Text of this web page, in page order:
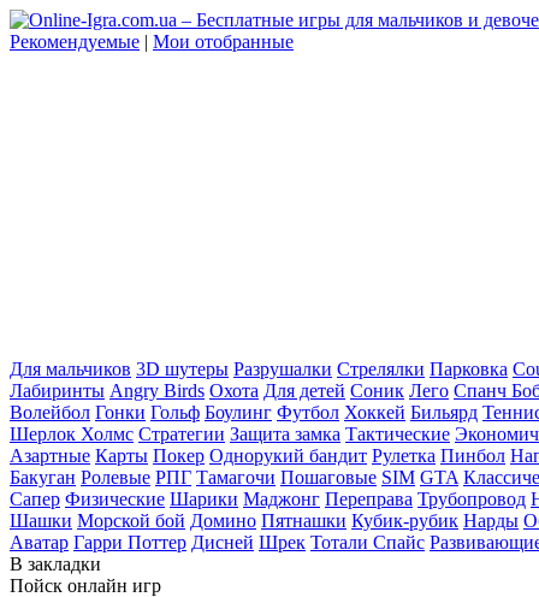
Рекомендуемые | Мои отобранные
Для мальчиков 3D шутеры Разрушалки Стрелялки Парковка
Лабиринты Angry Birds Охота Для детей Соник Лего Спанч
Волейбол Гонки Гольф Боулинг Футбол Хоккей Бильярд
Шерлок Холмс Стратегии Защита замка Тактические
Азартные Карты Покер Однорукий бандит Рулетка Пинбол
Бакуган Ролевые РПГ Тамагочи Пошаговые SIM GTA
Сапер Физические Шарики Маджонг Переправа Трубопровод
Шашки Морской бой Домино Пятнашки Кубик-рубик Нарды
Аватар Гарри Поттер Дисней Шрек Тотали Спайс
В закладки
Пойск онлайн игр